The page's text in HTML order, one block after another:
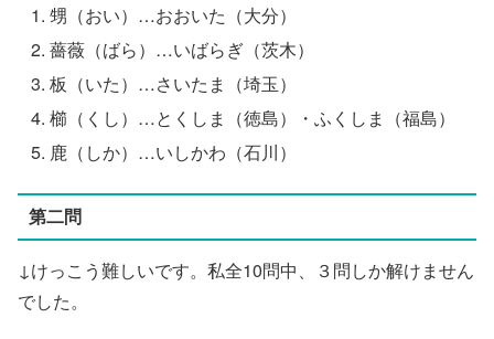
甥（おい）…おおいた（大分）
薔薇（ばら）…いばらぎ（茨木）
板（いた）…さいたま（埼玉）
櫛（くし）…とくしま（徳島）・ふくしま（福島）
鹿（しか）…いしかわ（石川）
第二問
↓けっこう難しいです。私全10問中、３問しか解けません
でした。